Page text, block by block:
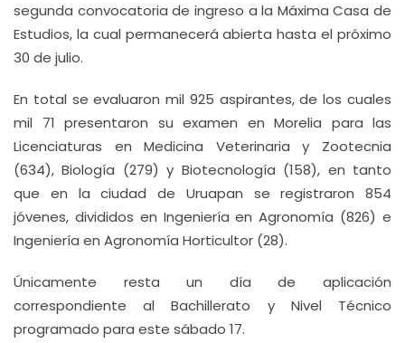
segunda convocatoria de ingreso a la Máxima Casa de
Estudios, la cual permanecerá abierta hasta el próximo
30 de julio.
En total se evaluaron mil 925 aspirantes, de los cuales
mil 71 presentaron su examen en Morelia para las
Licenciaturas en Medicina Veterinaria y Zootecnia
(634), Biología (279) y Biotecnología (158), en tanto
que en la ciudad de Uruapan se registraron 854
jóvenes, divididos en Ingeniería en Agronomía (826) e
Ingeniería en Agronomía Horticultor (28).
Únicamente resta un día de aplicación
correspondiente al Bachillerato y Nivel Técnico
programado para este sábado 17.